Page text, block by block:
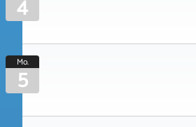
4
Mo.
5